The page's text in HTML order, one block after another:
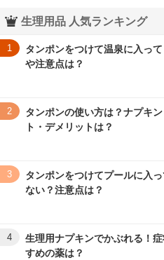
生理用品 人気ランキング
1
タンポンをつけて温泉に入っ
や注意点は？
2
タンポンの使い方は？ナプキ
ト・デメリットは？
3
タンポンをつけてプールに入
ない？注意点は？
4
生理用ナプキンでかぶれる！
すめの薬は？